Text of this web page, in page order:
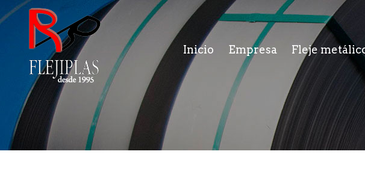
Inicio Empresa Fleje